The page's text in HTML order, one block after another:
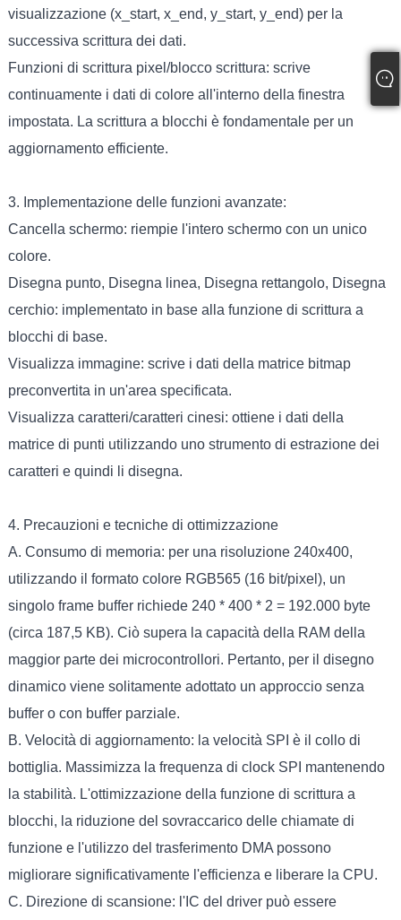
visualizzazione (x_start, x_end, y_start, y_end) per la
successiva scrittura dei dati.
Funzioni di scrittura pixel/blocco scrittura: scrive
continuamente i dati di colore all'interno della finestra
impostata. La scrittura a blocchi è fondamentale per un
aggiornamento efficiente.
3. Implementazione delle funzioni avanzate:
Cancella schermo: riempie l'intero schermo con un unico
colore.
Disegna punto, Disegna linea, Disegna rettangolo, Disegna
cerchio: implementato in base alla funzione di scrittura a
blocchi di base.
Visualizza immagine: scrive i dati della matrice bitmap
preconvertita in un'area specificata.
Visualizza caratteri/caratteri cinesi: ottiene i dati della
matrice di punti utilizzando uno strumento di estrazione dei
caratteri e quindi li disegna.
4. Precauzioni e tecniche di ottimizzazione
A. Consumo di memoria: per una risoluzione 240x400,
utilizzando il formato colore RGB565 (16 bit/pixel), un
singolo frame buffer richiede 240 * 400 * 2 = 192.000 byte
(circa 187,5 KB). Ciò supera la capacità della RAM della
maggior parte dei microcontrollori. Pertanto, per il disegno
dinamico viene solitamente adottato un approccio senza
buffer o con buffer parziale.
B. Velocità di aggiornamento: la velocità SPI è il collo di
bottiglia. Massimizza la frequenza di clock SPI mantenendo
la stabilità. L'ottimizzazione della funzione di scrittura a
blocchi, la riduzione del sovraccarico delle chiamate di
funzione e l'utilizzo del trasferimento DMA possono
migliorare significativamente l'efficienza e liberare la CPU.
C. Direzione di scansione: l'IC del driver può essere